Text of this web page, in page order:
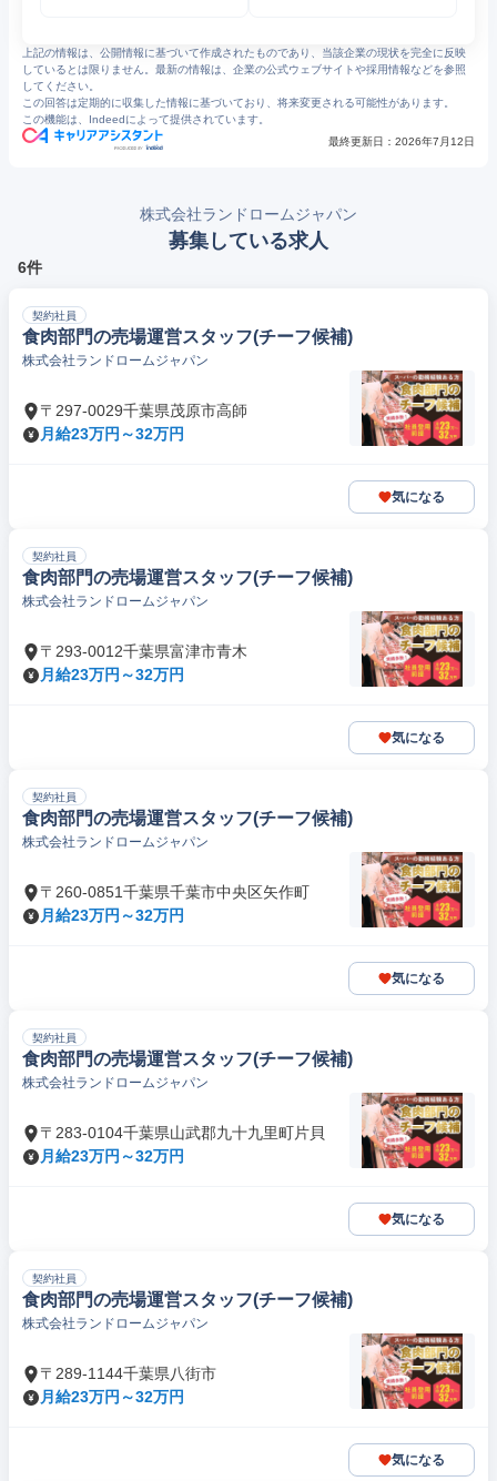
上記の情報は、公開情報に基づいて作成されたものであり、当該企業の現状を完全に反映
しているとは限りません。最新の情報は、企業の公式ウェブサイトや採用情報などを参照
してください。
この回答は定期的に収集した情報に基づいており、将来変更される可能性があります。
この機能は、Indeedによって提供されています。
最終更新日： 2026年7月12日
株式会社ランドロームジャパン
募集している求人
6件
契約社員
食肉部門の売場運営スタッフ(チーフ候補)
株式会社ランドロームジャパン
〒297-0029千葉県茂原市高師
月給23万円～32万円
気になる
契約社員
食肉部門の売場運営スタッフ(チーフ候補)
株式会社ランドロームジャパン
〒293-0012千葉県富津市青木
月給23万円～32万円
気になる
契約社員
食肉部門の売場運営スタッフ(チーフ候補)
株式会社ランドロームジャパン
〒260-0851千葉県千葉市中央区矢作町
月給23万円～32万円
気になる
契約社員
食肉部門の売場運営スタッフ(チーフ候補)
株式会社ランドロームジャパン
〒283-0104千葉県山武郡九十九里町片貝
月給23万円～32万円
気になる
契約社員
食肉部門の売場運営スタッフ(チーフ候補)
株式会社ランドロームジャパン
〒289-1144千葉県八街市
月給23万円～32万円
気になる